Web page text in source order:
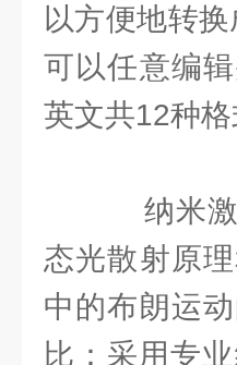
以方便地转
可以任意编
英文共12种
纳米激
态光散射原
中的布朗运
比：采用专